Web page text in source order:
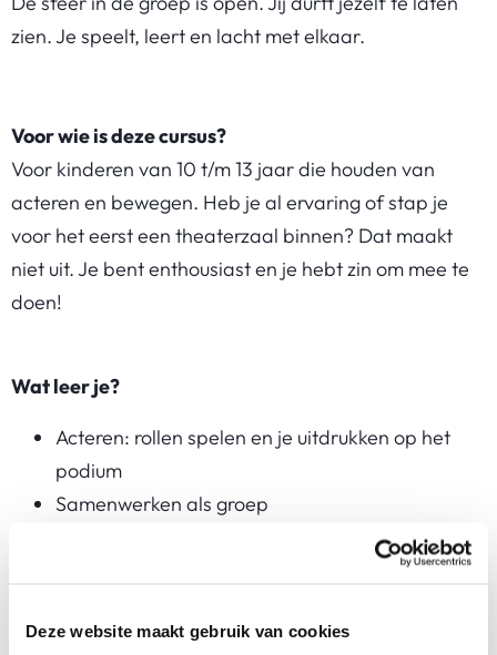
Deze website maakt gebruik van cookies
zien. Je speelt, leert en lacht met elkaar.
Voor wie is deze cursus?
Voor kinderen van 10 t/m 13 jaar die houden van
acteren en bewegen. Heb je al ervaring of stap je
voor het eerst een theaterzaal binnen? Dat maakt
niet uit. Je bent enthousiast en je hebt zin om mee te
doen!
Wat leer je?
Acteren: rollen spelen en je uitdrukken op het
podium
Samenwerken als groep
Presteren: met zelfvertrouwen het podium op
Waarom kies voor je deze cursus bij SKVR?